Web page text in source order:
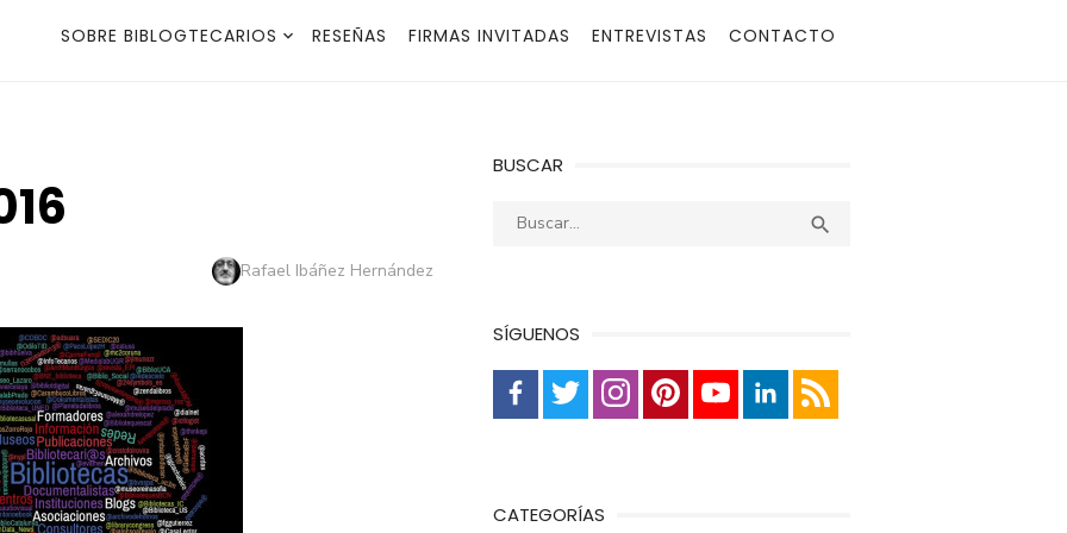
SOBRE BIBLOGTECARIOS RESEÑAS FIRMAS INVITADAS ENTREVISTAS CONTACTO
Autor
Rafael Ibáñez Hernández
BUSCAR
Buscar: 
SÍGUENOS
CATEGORÍAS